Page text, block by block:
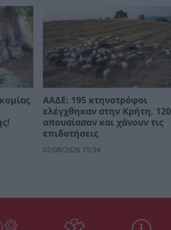
ΑΑΔΕ: 195 κτηνοτρόφοι
ελέγχθηκαν στην Κρήτη, 120
απουσίασαν και χάνουν τις
επιδοτήσεις
02/08/2026 15:34